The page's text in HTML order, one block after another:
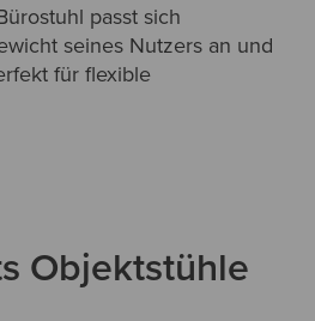
passt sich
seines Nutzers an und
für flexible
Objektstühle